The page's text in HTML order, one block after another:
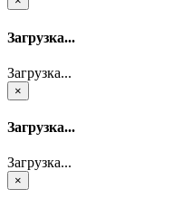
Загрузка...
Загрузка...
×
Загрузка...
Загрузка...
×